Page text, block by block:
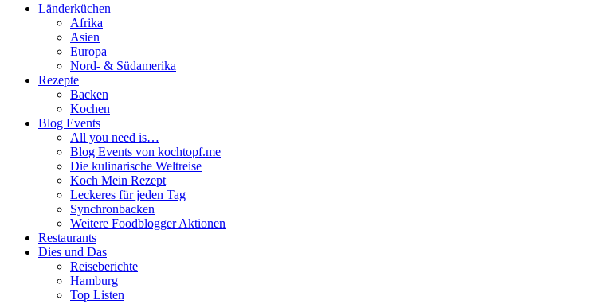
Länderküchen
Afrika
Asien
Europa
Nord- & Südamerika
Rezepte
Backen
Kochen
Blog Events
All you need is…
Blog Events von kochtopf.me
Die kulinarische Weltreise
Koch Mein Rezept
Leckeres für jeden Tag
Synchronbacken
Weitere Foodblogger Aktionen
Restaurants
Dies und Das
Reiseberichte
Hamburg
Top Listen